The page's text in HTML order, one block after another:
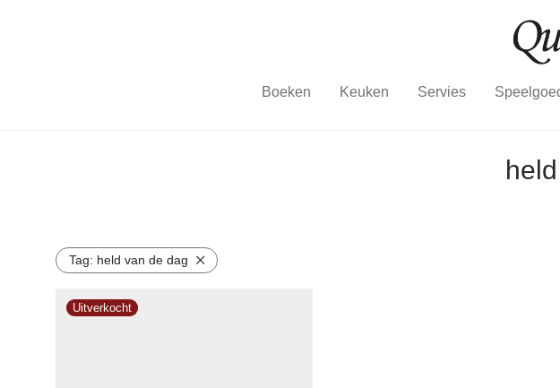
Boeken Keuken Servies
Tag: held van de dag